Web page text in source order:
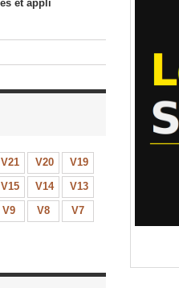
et appli
V21 V20
V19
V15 V14
V13
V9 V8
V7